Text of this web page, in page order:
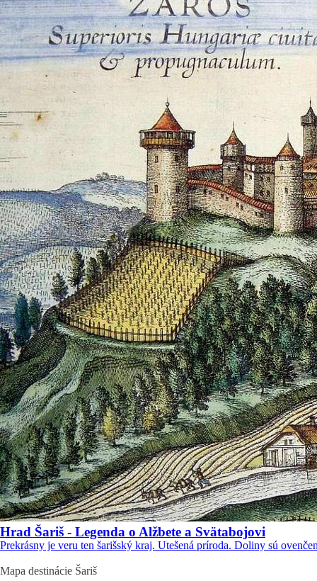
Hrad Šariš - Legenda o Alžbete a Svätabojovi
Prekrásny je veru ten šarišský kraj. Utešená príroda. Doliny sú
Mapa destinácie Šariš